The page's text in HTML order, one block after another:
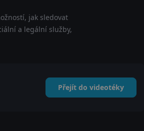
jak sledovat
a legální služby,
Přejít do videotéky